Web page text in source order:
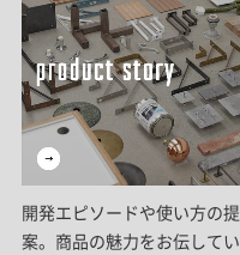
開発エピソードや使い方の提
案。商品の魅力をお伝してい